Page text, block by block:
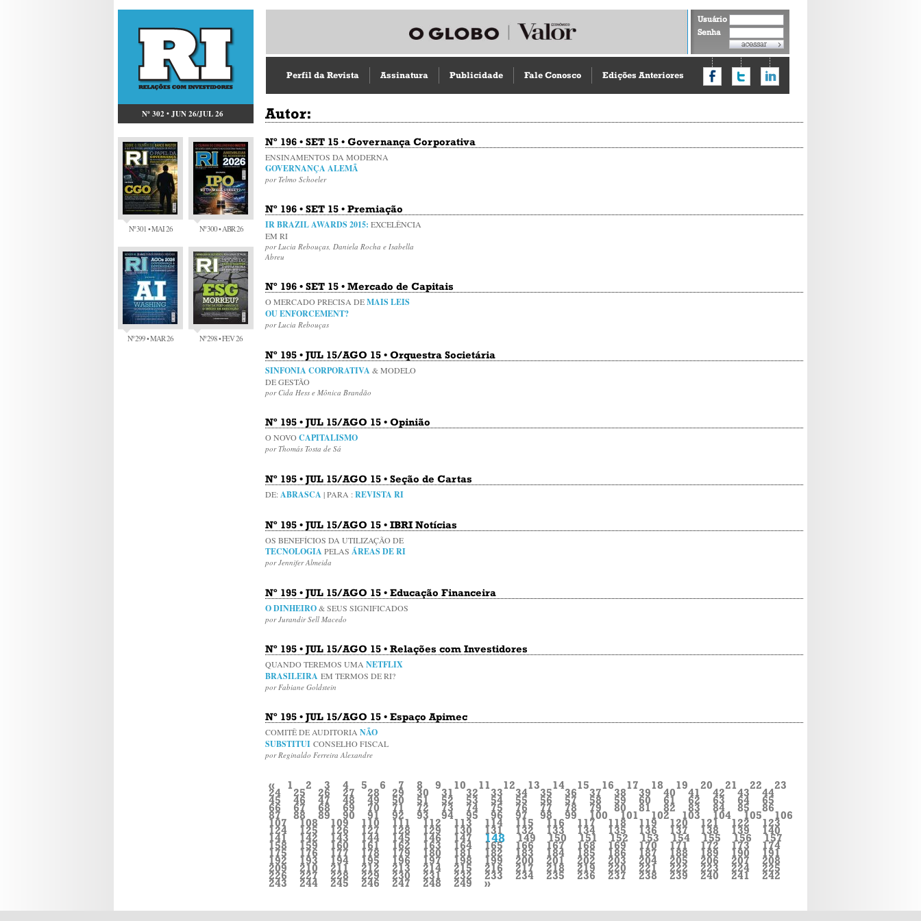
Nº 302 • JUN 26/JUL 26
Nº 301 • MAI 26 Nº 300 • ABR 26
Nº 299 • MAR 26 Nº 298 • FEV 26
Usuário
Senha
Perfil da Revista Assinatura Publicidade Fale Conosco Edições Anteriores
Autor:
Nº 196 • SET 15 • Governança Corporativa
ENSINAMENTOS DA MODERNA
GOVERNANÇA ALEMÃ
por Telmo Schoeler
Nº 196 • SET 15 • Premiação
IR BRAZIL AWARDS 2015: EXCELÊNCIA
EM RI
por Lucia Rebouças, Daniela Rocha e Isabella
Abreu
Nº 196 • SET 15 • Mercado de Capitais
O MERCADO PRECISA DEMAIS LEIS
OU ENFORCEMENT?
por Lucia Rebouças
Nº 195 • JUL 15/AGO 15 • Orquestra Societária
SINFONIA CORPORATIVA & MODELO
DE GESTÃO
por Cida Hess e Mônica Brandão
Nº 195 • JUL 15/AGO 15 • Opinião
O NOVOCAPITALISMO
por Thomás Tosta de Sá
Nº 195 • JUL 15/AGO 15 • Seção de Cartas
DE:ABRASCA | PARA :REVISTA RI
Nº 195 • JUL 15/AGO 15 • IBRI Notícias
OS BENEFÍCIOS DA UTILIZAÇÃO DE
TECNOLOGIA PELAS ÁREAS DE RI
por Jennifer Almeida
Nº 195 • JUL 15/AGO 15 • Educação Financeira
O DINHEIRO& SEUS SIGNIFICADOS
por Jurandir Sell Macedo
Nº 195 • JUL 15/AGO 15 • Relações com Investidores
QUANDO TEREMOS UMA NETFLIX
BRASILEIRA EM TERMOS DE RI?
por Fabiane Goldstein
Nº 195 • JUL 15/AGO 15 • Espaço Apimec
COMITÊ DE AUDITORIA NÃO
SUBSTITUI CONSELHO FISCAL
por Reginaldo Ferreira Alexandre
« 1 2 3 4 5 6 7 8 9 10 11 12 13 14 15 16 17 18 19 20 21 22 23
24 25 26 27 28 29 30 31 32 33 34 35 36 37 38 39 40 41 42 43 44
45 46 47 48 49 50 51 52 53 54 55 56 57 58 59 60 61 62 63 64 65
66 67 68 69 70 71 72 73 74 75 76 77 78 79 80 81 82 83 84 85 86
87 88 89 90 91 92 93 94 95 96 97 98 99 100 101 102 103 104 105 106
107 108 109 110 111 112 113 114 115 116 117 118 119 120 121 122 123
124 125 126 127 128 129 130 131 132 133 134 135 136 137 138 139 140
141 142 143 144 145 146 147 148 149 150 151 152 153 154 155 156 157
158 159 160 161 162 163 164 165 166 167 168 169 170 171 172 173 174
175 176 177 178 179 180 181 182 183 184 185 186 187 188 189 190 191
192 193 194 195 196 197 198 199 200 201 202 203 204 205 206 207 208
209 210 211 212 213 214 215 216 217 218 219 220 221 222 223 224 225
226 227 228 229 230 231 232 233 234 235 236 237 238 239 240 241 242
243 244 245 246 247 248 249 »